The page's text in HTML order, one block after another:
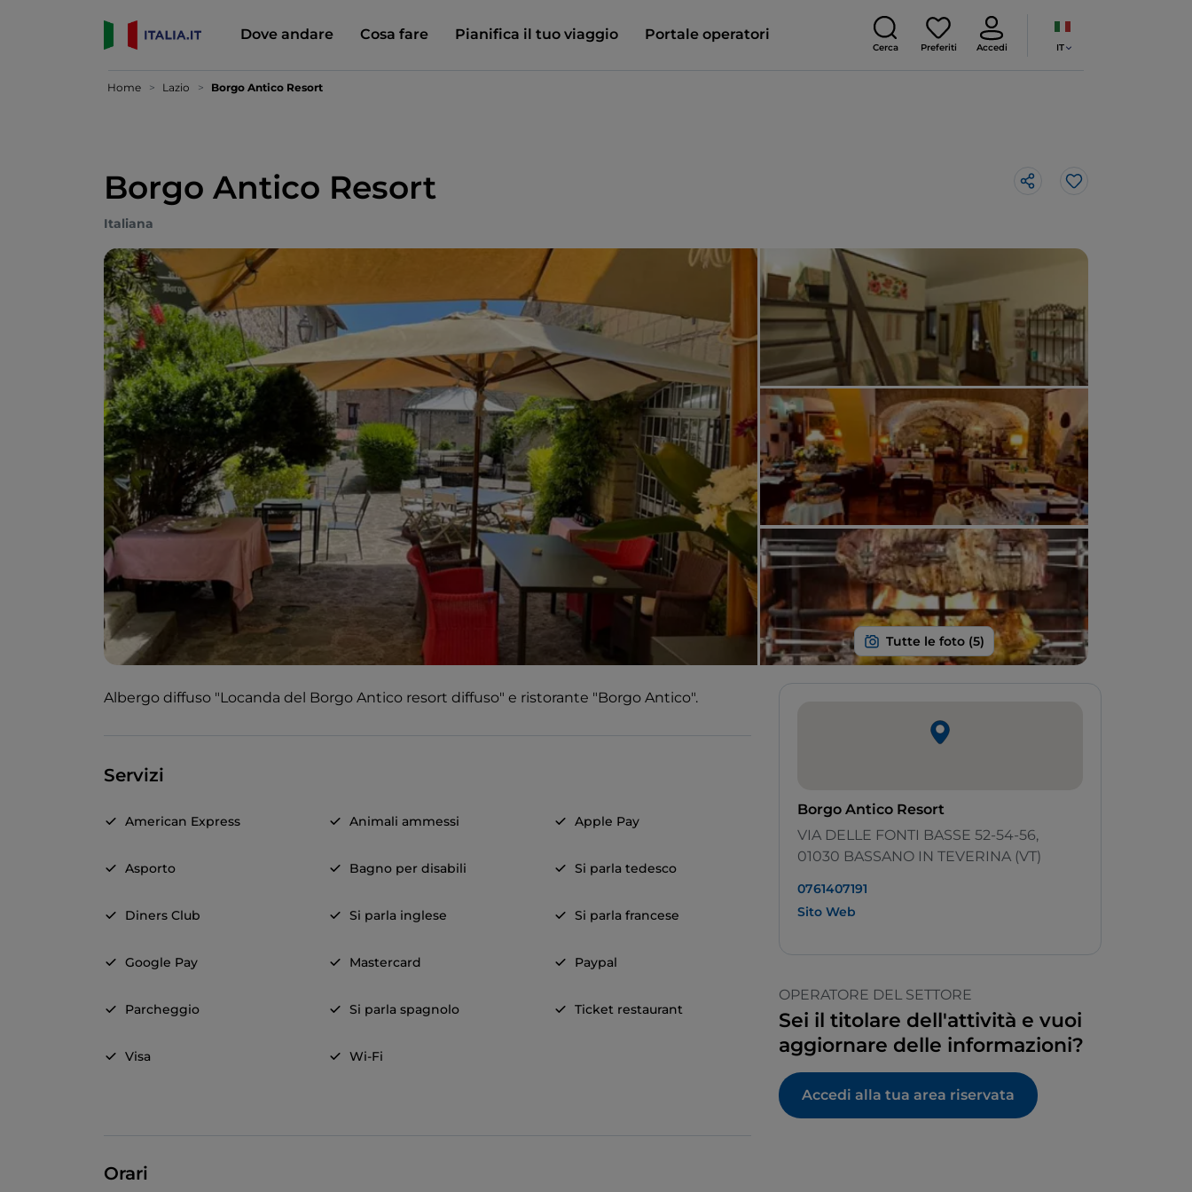
Dove andare Cosa fare Pianifica il tuo viaggio Portale operatori
Cerca Preferiti Accedi IT
Home Lazio Borgo Antico Resort
Borgo Antico Resort Like
Italiana
Albergo diffuso "Locanda del Borgo Antico resort diffuso" e ristorante "Borgo Antico".
Servizi
American Express Animali ammessi Apple Pay
Asporto Bagno per disabili Si parla tedesco
Diners Club Si parla inglese Si parla francese
Google Pay Mastercard Paypal
Parcheggio Si parla spagnolo Ticket restaurant
Visa Wi-Fi
Orari
Borgo Antico Resort
VIA DELLE FONTI BASSE 52-54-56,
01030 BASSANO IN TEVERINA (VT)
0761407191
Sito Web
OPERATORE DEL SETTORE
Sei il titolare dell'attività e vuoi
aggiornare delle informazioni?
Accedi alla tua area riservata